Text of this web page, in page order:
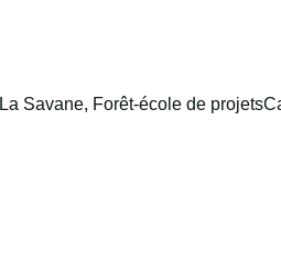
La Savane, Forêt-école de projets